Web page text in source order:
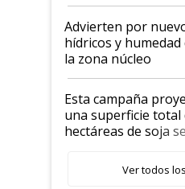
Advierten por
hídricos y
la zona núcleo
Esta campaña
una superficie total
hectáreas de soja
variedades que
salto tecnológico
Ver todos